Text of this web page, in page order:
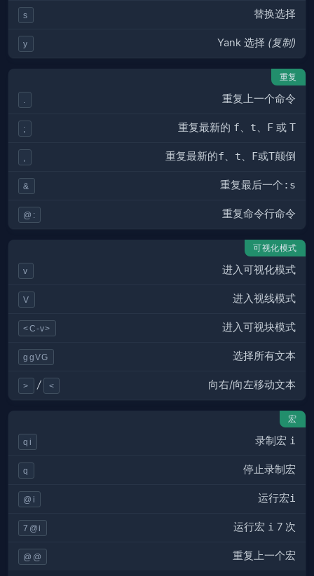
s 替换选择
y Yank 选择 (复制)
重复
重复上一个命令
; 重复最新的 f、 t、 F 或 T
重复最新的f、 t、 F或T颠倒
& 重复最后一个 :s
@: 重复命令行命令
可视化模式
v 进入可视化模式
V 进入视线模式
<C-v> 进入可视块模式
ggVG 选择所有文本
> / < 向右/向左移动文本
宏
qi 录制宏 i
q 停止录制宏
@i 运行宏i
7@i 运行宏 i 7 次
@@ 重复上一个宏